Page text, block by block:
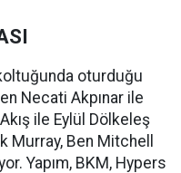
oturduğu
Necati Akpınar ile
ile Eylül Dölkeleş
Murray, Ben Mitchell
Yapım, BKM, Hypers